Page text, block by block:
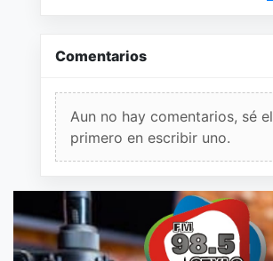
Comentarios
Aun no hay comentarios, sé el
primero en escribir uno.